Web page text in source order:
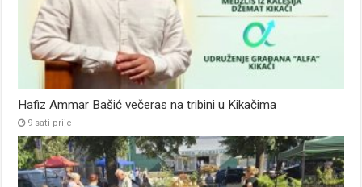
Hafiz Ammar Bašić večeras na tribini u Kikačima
9 sati prije